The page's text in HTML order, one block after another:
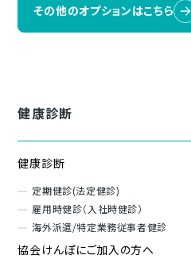
健康診断
健康診断
定期健診(法定健診)
雇用時健診（入社時健診）
海外派遣/特定業務従事者健診
協会けんぽにご加入の方へ
その他のオプションはこちら